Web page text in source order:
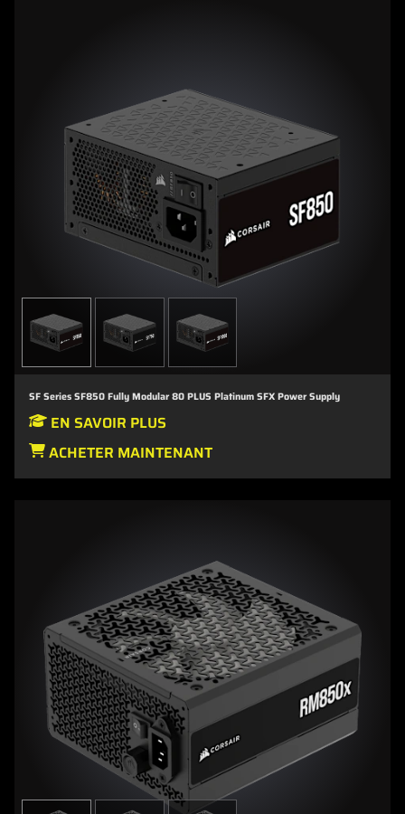
SF Series SF850 Fully Modular 80 PLUS Platinum SFX Power Supply
EN SAVOIR PLUS
ACHETER MAINTENANT